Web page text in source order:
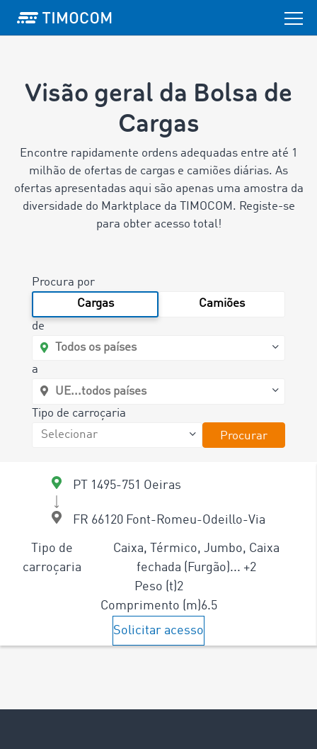
Visão geral da Bolsa de
Cargas
Encontre rapidamente ordens adequadas entre até 1
milhão de ofertas de cargas e camiões diárias. As
ofertas apresentadas aqui são apenas uma amostra da
diversidade do Marktplace da TIMOCOM. Registe-se
para obter acesso total!
Procura por
Cargas
Camiões
de
a
Tipo de carroçaria
Procurar
PT 1495-751 Oeiras
FR 66120 Font-Romeu-Odeillo-Via
Tipo de
carroçaria
Caixa, Térmico, Jumbo, Caixa
fechada (Furgão)... +2
Peso (t)2
Comprimento (m)6.5
Solicitar acesso